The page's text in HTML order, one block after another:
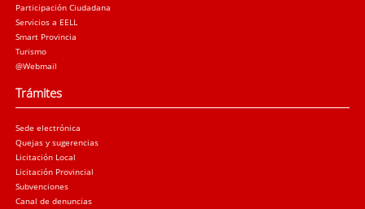
Participación Ciudadana
Servicios a EELL
Smart Provincia
Turismo
@Webmail
Trámites
Sede electrónica
Quejas y sugerencias
Licitación Local
Licitación Provincial
Subvenciones
Canal de denuncias